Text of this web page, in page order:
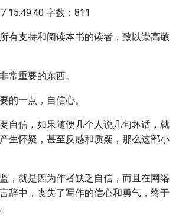
15:49:40 字数：811
有支持和阅读本书的读者，致以崇高敬
常重要的东西。
的一点，自信心。
自信，如果随便几个人说几句坏话，就
生怀疑，甚至反感和质疑，那么这部小
，就是因为作者缺乏自信，而且在网络
辞中，丧失了写作的信心和勇气，终于